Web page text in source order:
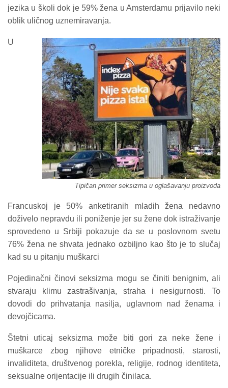
jezika u školi dok je 59% žena u Amsterdamu prijavilo neki
oblik uličnog uznemiravanja.
Tipičan primer seksizma u oglašavanju proizvoda
U
Francuskoj je 50% anketiranih mladih žena nedavno
doživelo nepravdu ili poniženje jer su žene dok istraživanje
sprovedeno u Srbiji pokazuje da se u poslovnom svetu
76% žena ne shvata jednako ozbiljno kao što je to slučaj
kad su u pitanju muškarci
Pojedinačni činovi seksizma mogu se činiti benignim, ali
stvaraju klimu zastrašivanja, straha i nesigurnosti. To
dovodi do prihvatanja nasilja, uglavnom nad ženama i
devojčicama.
Štetni uticaj seksizma može biti gori za neke žene i
muškarce zbog njihove etničke pripadnosti, starosti,
invaliditeta, društvenog porekla, religije, rodnog identiteta,
seksualne orijentacije ili drugih činilaca.